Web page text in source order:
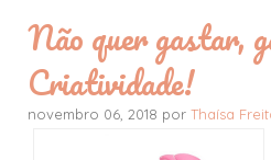
Não quer gastar,
Criatividade!
novembro 06, 2018 por Thaísa